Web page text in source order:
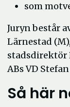
som
Juryn består
Lärnestad
stadsdirektör
ABs VD
Så här